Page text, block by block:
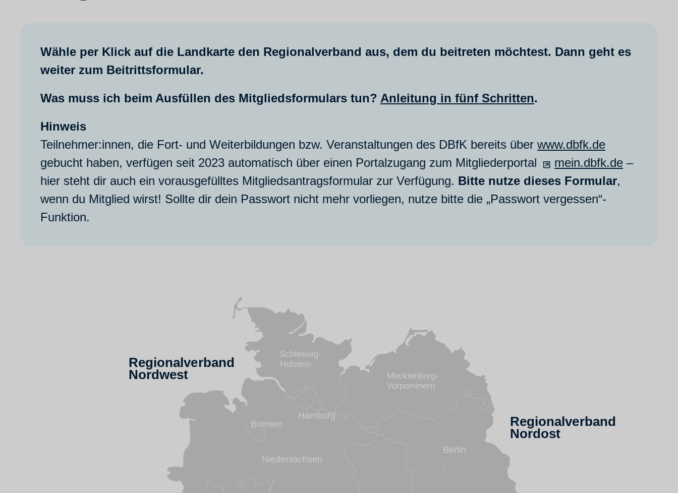
Wähle per Klick auf die Landkarte den Regionalverband aus, dem du beitreten möchtest. Dann geht es
weiter zum Beitrittsformular.
Was muss ich beim Ausfüllen des Mitgliedsformulars tun? Anleitung in fünf Schritten.
Hinweis
Teilnehmer:innen, die Fort- und Weiterbildungen bzw. Veranstaltungen des DBfK bereits über www.dbfk.de
gebucht haben, verfügen seit 2023 automatisch über einen Portalzugang zum Mitgliederportal
mein.dbfk.de –
hier steht dir auch ein vorausgefülltes Mitgliedsantragsformular zur Verfügung. Bitte nutze dieses Formular,
wenn du Mitglied wirst! Sollte dir dein Passwort nicht mehr vorliegen, nutze bitte die „Passwort vergessen“-
Funktion.
Regionalverband
Nordwest
Regionalverband
Nordost
Niedersachsen
Bremen
Schleswig-
Holstein
Hamburg
Mecklenburg-
Vorpommern
Berlin